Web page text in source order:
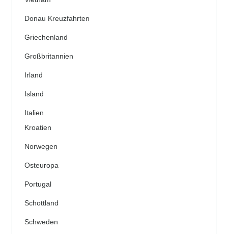
Donau Kreuzfahrten
Griechenland
Großbritannien
Irland
Island
Italien
Kroatien
Norwegen
Osteuropa
Portugal
Schottland
Schweden